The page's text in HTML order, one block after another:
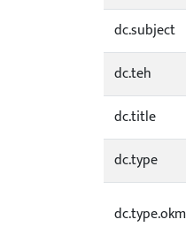
dc.subject
dc.teh
dc.title
dc.type
dc.type.okm